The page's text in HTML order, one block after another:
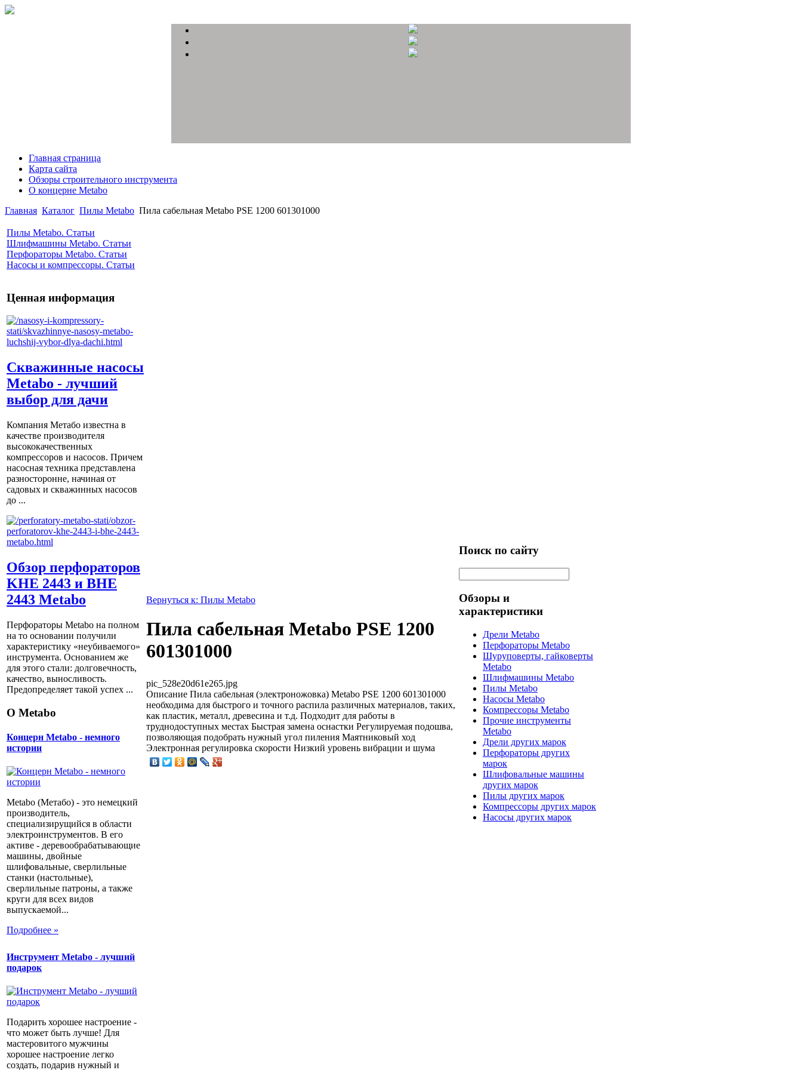
Главная страница
Карта сайта
Обзоры строительного инструмента
О концерне Metabo
Главная Каталог Пилы Metabo Пила сабельная Metabo PSE 1200 601301000
Пилы Metabo. Статьи
Шлифмашины Metabo. Статьи
Перфораторы Metabo. Статьи
Насосы и компрессоры. Статьи
Ценная информация
Скважинные насосы
Metabo - лучший
выбор для дачи
Компания Метабо известна в
качестве производителя
высококачественных
компрессоров и насосов. Причем
насосная техника представлена
разносторонне, начиная от
садовых и скважинных насосов
до ...
Обзор перфораторов
KHE 2443 и BHE
2443 Metabo
Перфораторы Metabo на полном
на то основании получили
характеристику «неубиваемого»
инструмента. Основанием же
для этого стали: долговечность,
качество, выносливость.
Предопределяет такой успех ...
О Metabo
Концерн Metabo - немного
истории
Metabo (Метабо) - это немецкий
производитель,
специализирущийся в области
электроинструментов. В его
активе - деревообрабатывающие
машины, двойные
шлифовальные, сверлильные
станки (настольные),
сверлильные патроны, а также
круги для всех видов
выпускаемой...
Подробнее »
Инструмент Metabo - лучший
подарок
Подарить хорошее настроение -
что может быть лучше! Для
мастеровитого мужчины
хорошее настроение легко
создать, подарив нужный и
Вернуться к: Пилы Metabo
Пила сабельная Metabo PSE 1200
601301000
pic_528e20d61e265.jpg
Описание Пила сабельная (электроножовка) Metabo PSE 1200 601301000
необходима для быстрого и точного распила различных материалов, таких,
как пластик, металл, древесина и т.д. Подходит для работы в
труднодоступных местах Быстрая замена оснастки Регулируемая подошва,
позволяющая подобрать нужный угол пиления Маятниковый ход
Электронная регулировка скорости Низкий уровень вибрации и шума
Поиск по сайту
Обзоры и
характеристики
Дрели Metabo
Перфораторы Metabo
Шуруповерты, гайковерты
Metabo
Шлифмашины Metabo
Пилы Metabo
Насосы Metabo
Компрессоры Metabo
Прочие инструменты
Metabo
Дрели других марок
Перфораторы других
марок
Шлифовальные машины
других марок
Пилы других марок
Компрессоры других марок
Насосы других марок